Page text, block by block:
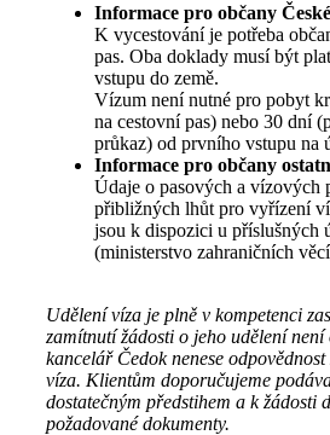
Informace pro občany
K vycestování je potřeba
pas. Oba doklady musí být
vstupu do země.
Vízum není nutné pro pobyt
na cestovní pas) nebo 30 dní
průkaz) od prvního vstupu na
Informace pro občany
Údaje o pasových a vízových
přibližných lhůt pro vyřízení
jsou k dispozici u příslušných
(ministerstvo zahraničních
Udělení víza je plně v kompetenci
zamítnutí žádosti o jeho udělení
kancelář Čedok nenese
víza. Klientům doporučujeme
dostatečným předstihem a k žádosti
požadované dokumenty.